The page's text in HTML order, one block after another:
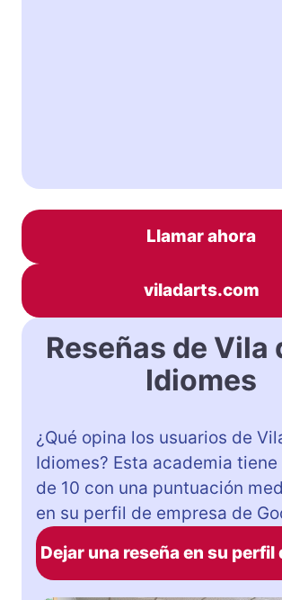
Llamar ahora
viladarts.com
Reseñas de Vila
Idiomes
¿Qué opina los usuarios de
Idiomes? Esta academia
de 10 con una puntuación
en su perfil de empresa de
Dejar una reseña en su perfil